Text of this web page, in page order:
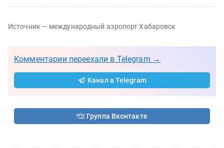
Источник — международный аэропорт Хабаровск
Комментарии переехали в Telegram →
Канал в Telegram
Группа Вконтакте